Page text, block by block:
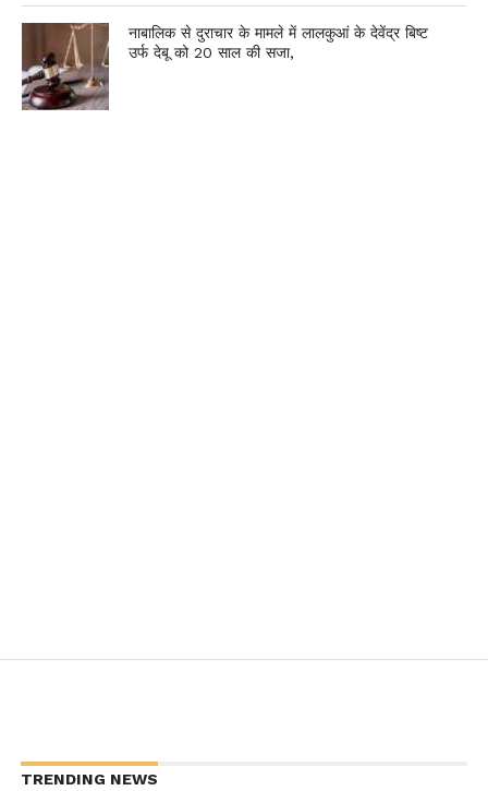
नाबालिक से दुराचार के मामले में लालकुआं के देवेंद्र बिष्ट
उर्फ देबू को 20 साल की सजा,
TRENDING NEWS